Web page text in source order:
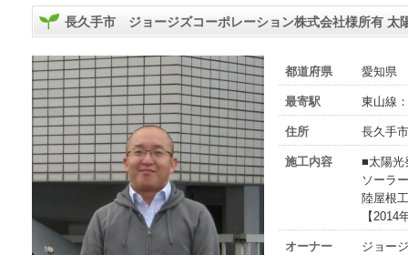
長久手市 ジョージズコーポレーション株式会社様所有 太
都道府県 愛知県
最寄駅 東山線
住所 長久手
施工内容
■太陽光
ソーラ
陸屋根
【2014
オーナー ジョー